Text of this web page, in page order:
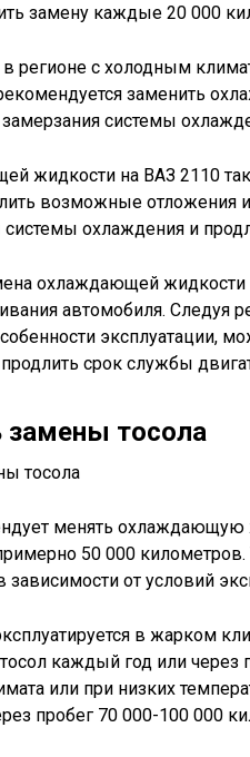
замену каждые 20 000
регионе с холодным
заменить
системы
жидкости на ВАЗ 2110
возможные отложения
охлаждения и
охлаждающей жидкости
автомобиля. Следуя
эксплуатации,
срок службы
замены тосола
менять
50 000
от условий
в жарком
каждый год или через
или при низких
пробег 70 000-100 000